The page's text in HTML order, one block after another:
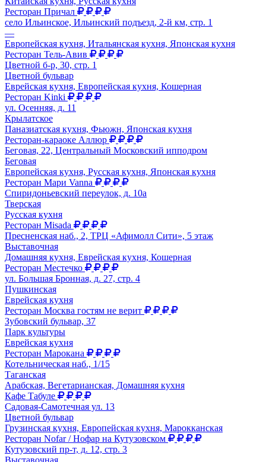
Ресторан Причал
село Ильинское, Ильинский подъезд, 2-й км, стр. 1
—
Европейская кухня, Итальянская кухня, Японская кухня
Ресторан Тель-Авив
Цветной б-р, 30, стр. 1
Цветной бульвар
Еврейская кухня, Европейская кухня, Кошерная
Ресторан Kinki
ул. Осенняя, д. 11
Крылатское
Паназиатская кухня, Фьюжн, Японская кухня
Ресторан-караоке Аллюр
Беговая, 22, Центральный Московский ипподром
Беговая
Европейская кухня, Русская кухня, Японская кухня
Ресторан Мари Vanna
Спиридоньевский переулок, д. 10а
Тверская
Русская кухня
Ресторан Misada
Пресненская наб., 2, ТРЦ «Афимолл Сити», 5 этаж
Выставочная
Домашняя кухня, Еврейская кухня, Кошерная
Ресторан Местечко
ул. Большая Бронная, д. 27, стр. 4
Пушкинская
Еврейская кухня
Ресторан Москва гостям не верит
Зубовский бульвар, 37
Парк культуры
Еврейская кухня
Ресторан Марокана
Котельническая наб., 1/15
Таганская
Арабская, Вегетарианская, Домашняя кухня
Кафе Табуле
Садовая-Самотечная ул. 13
Цветной бульвар
Грузинская кухня, Европейская кухня, Марокканская
Ресторан Nofar / Нофар на Кутузовском
Кутузовский пр-т, д. 12, стр. 3